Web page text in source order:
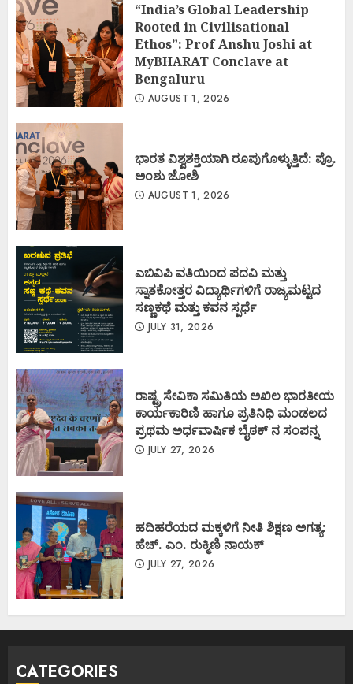
“India’s Global Leadership
Rooted in Civilisational
Ethos”: Prof Anshu Joshi at
MyBHARAT Conclave at
Bengaluru
AUGUST 1, 2026
ಭಾರತ ವಿಶ್ವಶಕ್ತಿಯಾಗಿ ರೂಪುಗೊಳ್ಳುತ್ತಿದೆ: ಪ್ರೊ.
ಅಂಶು ಜೋಶಿ
AUGUST 1, 2026
ಎಬಿವಿಪಿ ವತಿಯಿಂದ ಪದವಿ ಮತ್ತು
ಸ್ನಾತಕೋತ್ತರ ವಿದ್ಯಾರ್ಥಿಗಳಿಗೆ ರಾಜ್ಯಮಟ್ಟದ
ಸಣ್ಣಕಥೆ ಮತ್ತು ಕವನ ಸ್ಪರ್ಧೆ
JULY 31, 2026
ರಾಷ್ಟ್ರ ಸೇವಿಕಾ ಸಮಿತಿಯ ಅಖಿಲ ಭಾರತೀಯ
ಕಾರ್ಯಕಾರಿಣಿ ಹಾಗೂ ಪ್ರತಿನಿಧಿ ಮಂಡಲದ
ಪ್ರಥಮ ಅರ್ಧವಾರ್ಷಿಕ ಬೈಠಕ್ ನ ಸಂಪನ್ನ
JULY 27, 2026
ಹದಿಹರೆಯದ ಮಕ್ಕಳಿಗೆ ನೀತಿ ಶಿಕ್ಷಣ ಅಗತ್ಯ:
ಹೆಚ್. ಎಂ. ರುಕ್ಮಿಣಿ ನಾಯಕ್
JULY 27, 2026
CATEGORIES